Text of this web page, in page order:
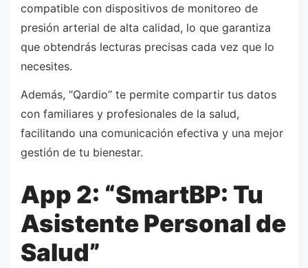
compatible con dispositivos de monitoreo de
presión arterial de alta calidad, lo que garantiza
que obtendrás lecturas precisas cada vez que lo
necesites.
Además, “Qardio” te permite compartir tus datos
con familiares y profesionales de la salud,
facilitando una comunicación efectiva y una mejor
gestión de tu bienestar.
App 2: “SmartBP: Tu
Asistente Personal de
Salud”